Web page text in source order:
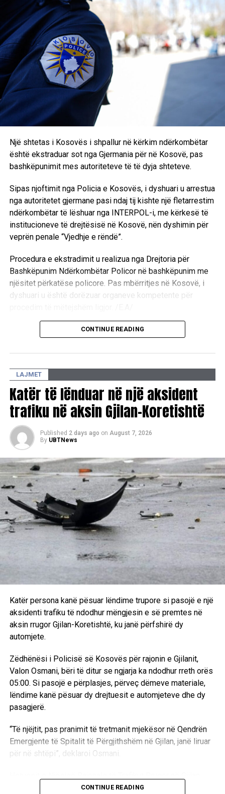
gjetur dhe sekuestruar dëshmitë:
Veturë Mercedes AMG,
Një librezë e veturës,
Kontratë mbi shitblerjen e veturës LAND ROVER,
Çelës ngjyrë e zezë me të bronztë për ndezjen e
automjetit Mercedes.
RELATED TOPICS:
GJYKATA THEMELORE NE FERIZAJ
POLICIA E KOSOVËS
PROKURORIA THEMELORE NË FERIZAJ
DHKR
AKSIONI BREZOVICA
UP NEXT
​Kontrabandoi 16 migrantë, arrestohet një i dyshuar
DON'T MISS
​Sekuestrohen mbi 7 mijë kilogram mjaltë pa origjinë në
Ferizaj
Një shtetas i Kosovës i shpallur në kërkim ndërkombëtar
është ekstraduar sot nga Gjermania për në Kosovë, pas
bashkëpunimit mes autoriteteve të të dyja shteteve.
Sipas njoftimit nga Policia e Kosovës, i dyshuari u arrestua
nga autoritetet gjermane pasi ndaj tij kishte një fletarrestim
ndërkombëtar të lëshuar nga INTERPOL-i, me kërkesë të
institucioneve të drejtësisë në Kosovë, nën dyshimin për
veprën penale “Vjedhje e rëndë”.
Procedura e ekstradimit u realizua nga Drejtoria për
Bashkëpunim Ndërkombëtar Policor në bashkëpunim me
njësitet përkatëse policore. Pas mbërritjes në Kosovë, i
dyshuari u është dorëzuar organeve kompetente për
CONTINUE READING
LAJMET
Katër të lënduar në një aksident
trafiku në aksin Gjilan-Koretishtë
Published 2 days ago on August 7, 2026
By UBTNews
Katër persona kanë pësuar lëndime trupore si pasojë e një
aksidenti trafiku të ndodhur mëngjesin e së premtes në
aksin rrugor Gjilan-Koretishtë, ku janë përfshirë dy
automjete.
Zëdhënësi i Policisë së Kosovës për rajonin e Gjilanit,
Valon Osmani, bëri të ditur se ngjarja ka ndodhur rreth orës
05:00. Si pasojë e përplasjes, përveç dëmeve materiale,
lëndime kanë pësuar dy drejtuesit e automjeteve dhe dy
pasagjerë.
“Të njëjtit, pas pranimit të tretmanit mjekësor në Qendrën
Emergjente të Spitalit të Përgjithshëm në Gjilan, janë liruar
për në shtëpi”, deklaroi Osmani.
kanë nisur hetimet për zbardhjen e plotë të rrethanave dhe
CONTINUE READING